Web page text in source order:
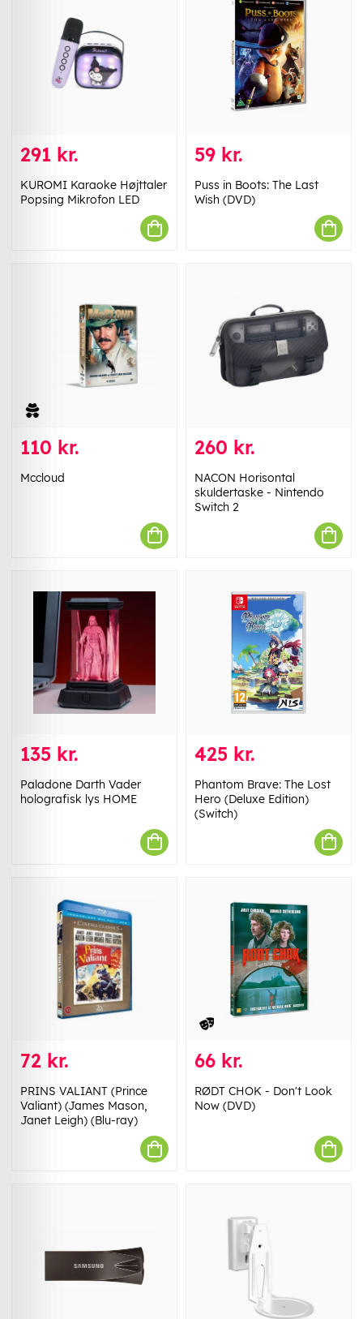
291 kr.
KUROMI Karaoke Højttaler
Popsing Mikrofon LED
59 kr.
Puss in Boots: The Last
Wish (DVD)
110 kr.
Mccloud
260 kr.
NACON Horisontal
skuldertaske - Nintendo
Switch 2
135 kr.
Paladone Darth Vader
holografisk lys HOME
425 kr.
Phantom Brave: The Lost
Hero (Deluxe Edition)
(Switch)
72 kr.
PRINS VALIANT (Prince
Valiant) (James Mason,
Janet Leigh) (Blu-ray)
66 kr.
RØDT CHOK - Don't Look
Now (DVD)